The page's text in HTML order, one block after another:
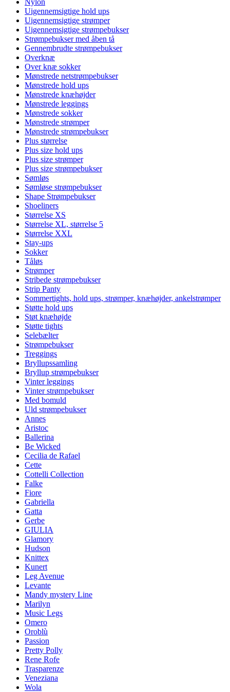
Nylon
Uigennemsigtige hold ups
Uigennemsigtige strømper
Uigennemsigtige strømpebukser
Strømpebukser med åben tå
Gennembrudte strømpebukser
Overknæ
Over knæ sokker
Mønstrede netstrømpebukser
Mønstrede hold ups
Mønstrede knæhøjder
Mønstrede leggings
Mønstrede sokker
Mønstrede strømper
Mønstrede strømpebukser
Plus størrelse
Plus size hold ups
Plus size strømper
Plus size strømpebukser
Sømløs
Sømløse strømpebukser
Shape Strømpebukser
Shoeliners
Størrelse XS
Størrelse XL, størrelse 5
Størrelse XXL
Stay-ups
Sokker
Tåløs
Strømper
Stribede strømpebukser
Strip Panty
Sommertights, hold ups, strømper, knæhøjder, ankelstrømper
Støtte hold ups
Støt knæhøjde
Støtte tights
Selebælter
Strømpebukser
Treggings
Bryllupssamling
Bryllup strømpebukser
Vinter leggings
Vinter strømpebukser
Med bomuld
Uld strømpebukser
Annes
Aristoc
Ballerina
Be Wicked
Cecilia de Rafael
Cette
Cottelli Collection
Falke
Fiore
Gabriella
Gatta
Gerbe
GIULIA
Glamory
Hudson
Knittex
Kunert
Leg Avenue
Levante
Mandy mystery Line
Marilyn
Music Legs
Omero
Oroblù
Passion
Pretty Polly
Rene Rofe
Trasparenze
Veneziana
Wola